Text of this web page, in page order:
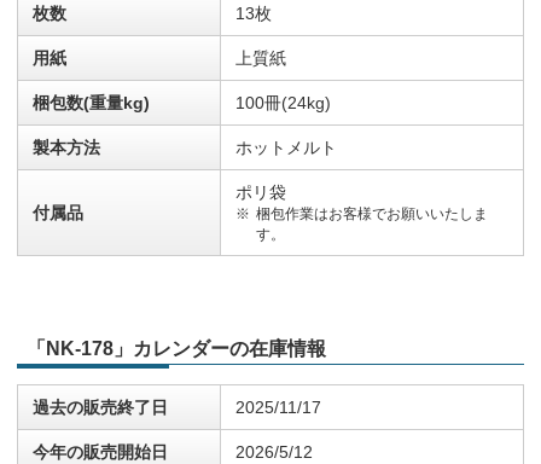
枚数 13枚
用紙 上質紙
梱包数(重量kg) 100冊(24kg)
製本方法 ホットメルト
付属品
ポリ袋
梱包作業はお客様でお願いいたしま
す。
「NK-178」カレンダーの在庫情報
過去の販売終了日 2025/11/17
今年の販売開始日 2026/5/12